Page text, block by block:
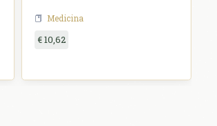
Medicina
€ 10,62